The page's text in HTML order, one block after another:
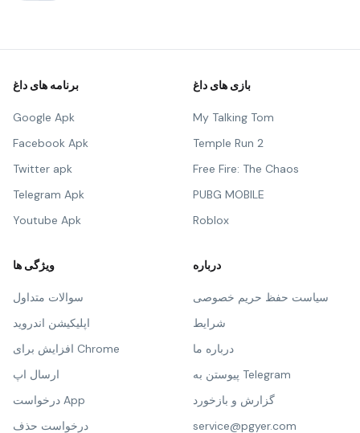
برنامه های داغ
Google Apk
Facebook Apk
Twitter apk
Telegram Apk
Youtube Apk
بازی های داغ
My Talking Tom
Temple Run 2
Free Fire: The Chaos
PUBG MOBILE
Roblox
ویژگی ها
سوالات متداول
اپلیکیشن اندروید
افزایش برای Chrome
ارسال اپ
درخواست App
درخواست حذف
درباره
سیاست حفظ حریم خصوصی
شرایط
درباره ما
پیوستن به Telegram
گزارش و بازخورد
service@pgyer.com